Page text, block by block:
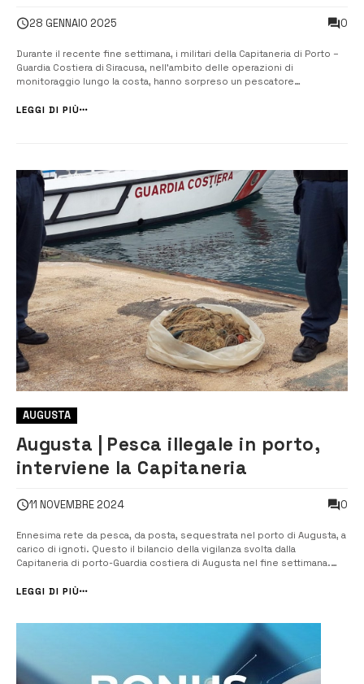
28 GENNAIO 2025 0
Durante il recente fine settimana, i militari della Capitaneria di Porto –
Guardia Costiera di Siracusa, nell’ambito delle operazioni di
monitoraggio lungo la costa, hanno sorpreso un pescatore
esemplari di riccio di mare, ben oltre il limite massimo di 50 sta...
LEGGI DI PIÙ
AUGUSTA
Augusta | Pesca illegale in porto,
interviene la Capitaneria
11 NOVEMBRE 2024 0
Ennesima rete da pesca, da posta, sequestrata nel porto di Augusta, a
carico di ignoti. Questo il bilancio della vigilanza svolta dalla
Capitaneria di porto-Guardia costiera di Augusta nel fine settimana.
Augusta, una motovedetta della Guardia costiera di Augusta, ed in pa...
LEGGI DI PIÙ